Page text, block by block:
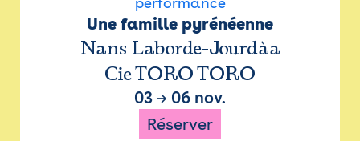
Une famille pyrénéenne
Nans Laborde-Jourdàa
Cie TORO TORO
03 → 06 nov.
Réserver